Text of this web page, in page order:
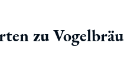
zu Vogelbräu